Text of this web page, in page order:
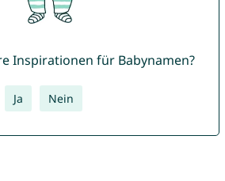
Inspirationen für Babynamen?
Ja Nein